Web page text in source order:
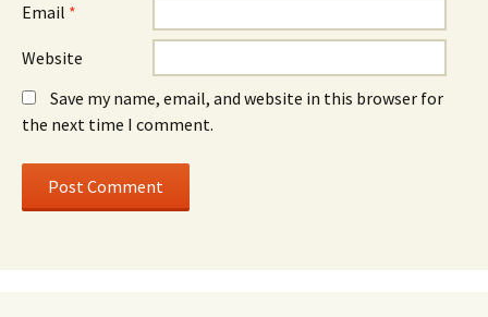
Email *
Website
Save my name, email, and website in this browser for
the next time I comment.